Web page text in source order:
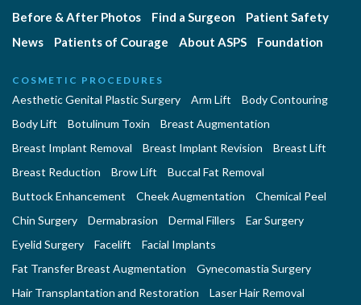
Before & After Photos
Find a Surgeon
Patient Safety
News
Patients of Courage About ASPS Foundation
COSMETIC PROCEDURES
Aesthetic Genital Plastic Surgery Arm Lift
Body Contouring
Body Lift
Botulinum Toxin
Breast Augmentation
Breast Implant Removal
Breast Implant Revision
Breast Lift
Breast Reduction
Brow Lift
Buccal Fat Removal
Buttock Enhancement
Cheek Augmentation
Chemical Peel
Chin Surgery
Dermabrasion Dermal Fillers
Ear Surgery
Eyelid Surgery
Facelift
Facial Implants
Fat Transfer Breast Augmentation
Gynecomastia Surgery
Hair Transplantation and Restoration
Laser Hair Removal